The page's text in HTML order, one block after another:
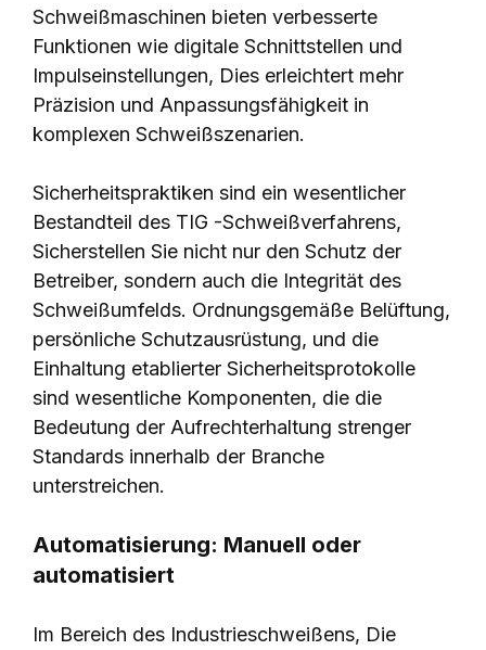
Schweißmaschinen bieten verbesserte
Funktionen wie digitale Schnittstellen und
Impulseinstellungen, Dies erleichtert mehr
Präzision und Anpassungsfähigkeit in
komplexen Schweißszenarien.
Sicherheitspraktiken sind ein wesentlicher
Bestandteil des TIG -Schweißverfahrens,
Sicherstellen Sie nicht nur den Schutz der
Betreiber, sondern auch die Integrität des
Schweißumfelds. Ordnungsgemäße Belüftung,
persönliche Schutzausrüstung, und die
Einhaltung etablierter Sicherheitsprotokolle
sind wesentliche Komponenten, die die
Bedeutung der Aufrechterhaltung strenger
Standards innerhalb der Branche
unterstreichen.
Automatisierung: Manuell oder
automatisiert
Im Bereich des Industrieschweißens, Die